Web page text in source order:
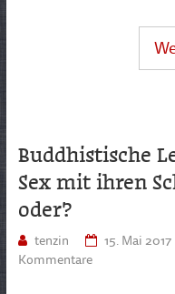
Buddhistische
Sex mit ihren
oder?
tenzin 15. Mai 2017
Kommentare